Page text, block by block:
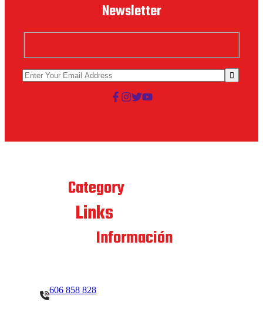
Newsletter
Category
Links
Información
606 858 828